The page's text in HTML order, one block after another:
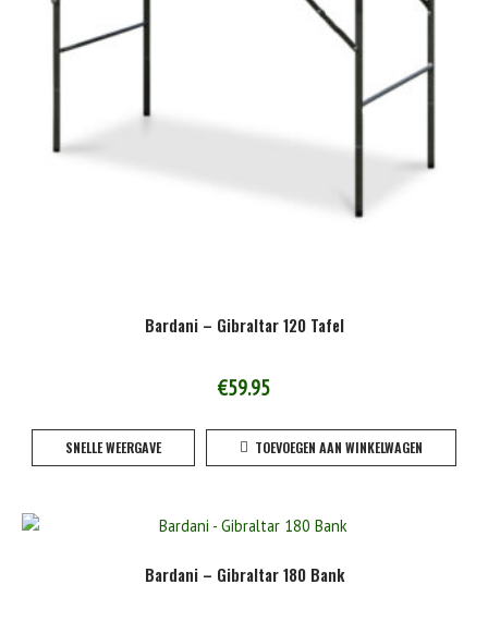
Bardani – Gibraltar 120 Tafel
€59.95
SNELLE WEERGAVE TOEVOEGEN AAN WINKELWAGEN
Bardani – Gibraltar 180 Bank